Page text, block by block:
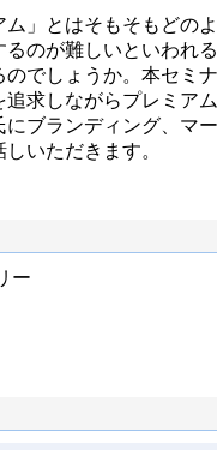
」とはそもそもどの
のが難しいといわれ
でしょうか。本セミ
求しながらプレミア
ブランディング、マ
いただきます。
ー